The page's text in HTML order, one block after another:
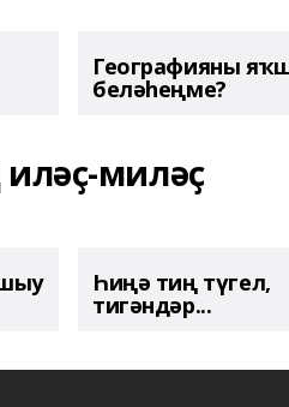
Географияны
беләһеңме?
миләҫ
Һиңә тиң түгел,
тигәндәр...